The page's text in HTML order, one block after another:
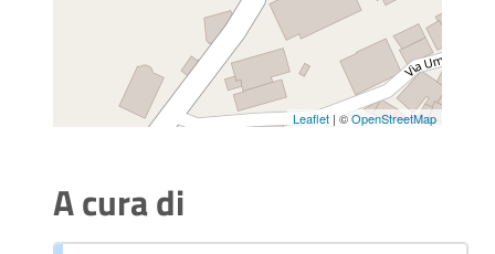
Leaflet | ©OpenStreetMap
A cura di